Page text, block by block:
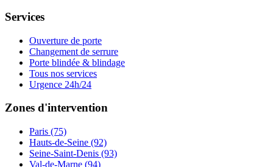
Services
Ouverture de porte
Changement de serrure
Porte blindée & blindage
Tous nos services
Urgence 24h/24
Zones d'intervention
Paris (75)
Hauts-de-Seine (92)
Seine-Saint-Denis (93)
Val-de-Marne (94)